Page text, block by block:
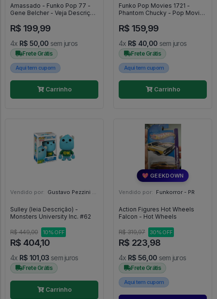
Amassado - Funko Pop 77 -
Gene Belcher - Veja Descrição
R$ 199,99
4x R$ 50,00 sem juros
Frete Grátis
Aqui tem cupom
Carrinho
Funko Pop Movies 1721 -
Phantom Chucky - Pop Movies
R$ 159,99
4x R$ 40,00 sem juros
Frete Grátis
Aqui tem cupom
Carrinho
Vendido por: Gustavo Pezzini - MG
Sulley (leia Descrição) -
Monsters University Inc. #62
R$ 449,00 10% OFF
R$ 404,10
4x R$ 101,03 sem juros
Frete Grátis
Carrinho
💖 GEEKDOWN
Vendido por: Funkorror - PR
Action Figures Hot Wheels
Falcon - Hot Wheels
R$ 319,97 30% OFF
R$ 223,98
4x R$ 56,00 sem juros
Frete Grátis
Aqui tem cupom